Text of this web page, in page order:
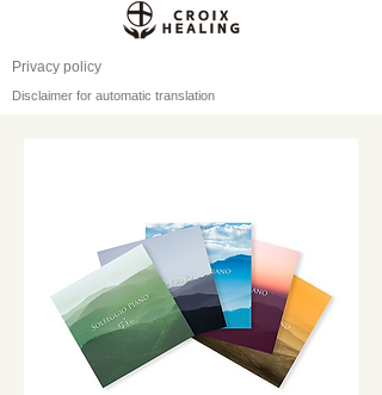
Privacy policy
Disclaimer for automatic translation